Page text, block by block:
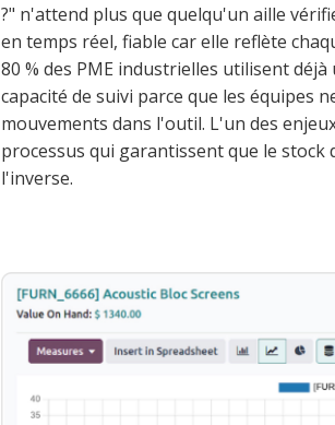
?" n'attend plus que quelqu'un aille
en temps réel, fiable car elle reflète
80 % des PME industrielles utilisent
capacité de suivi parce que les équipes
mouvements dans l'outil. L'un des
processus qui garantissent que le stock
l'inverse.